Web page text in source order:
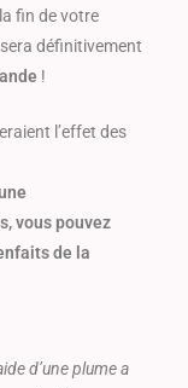
fin de votre
définitivement
!
l’effet des
vous pouvez
de la
d’une plume a